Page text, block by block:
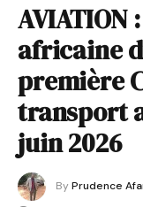
AVIATION
africaine
première
transport
juin 2026
ByPrudence